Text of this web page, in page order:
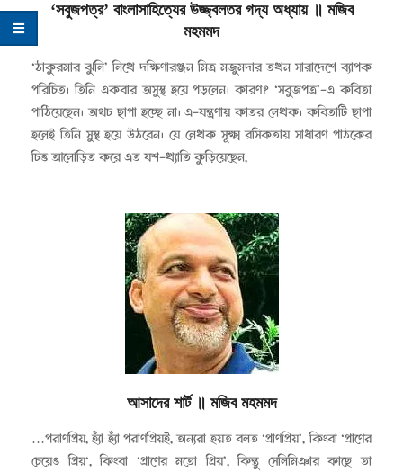
‘সবুজপত্র’ বাংলাসাহিত্যের উজ্জ্বলতর গদ্য অধ্যায় ॥ মজিব
মহমমদ
‘ঠাকুরমার ঝুলি’ লিখে দক্ষিণারঞ্জন মিত্র মজুমদার তখন সারাদেশে ব্যাপক
পরিচিত। তিনি একবার অসুস্থ হয়ে পড়লেন। কারণ? ‘সবুজপত্র’-এ কবিতা
পাঠিয়েছেন। অথচ ছাপা হচ্ছে না। এ-যন্ত্রণায় কাতর লেখক। কবিতাটি ছাপা
হলেই তিনি সুস্থ হয়ে উঠবেন। যে লেখক সূক্ষ্ম রসিকতায় সাধারণ পাঠকের
চিত্ত আলোড়িত করে এত যশ-খ্যাতি কুড়িয়েছেন,
আসাদের শার্ট ॥ মজিব মহমমদ
…পরাণপ্রিয়, হ্যাঁ হ্যাঁ পরাণপ্রিয়ই, অন্যরা হয়ত বলত ‘প্রাণপ্রিয়’, কিংবা ‘প্রাণের
চেয়েও প্রিয়‘, কিংবা ‘প্রাণের মতো প্রিয়’, কিন্তু সেলিমিঞার কাছে তা